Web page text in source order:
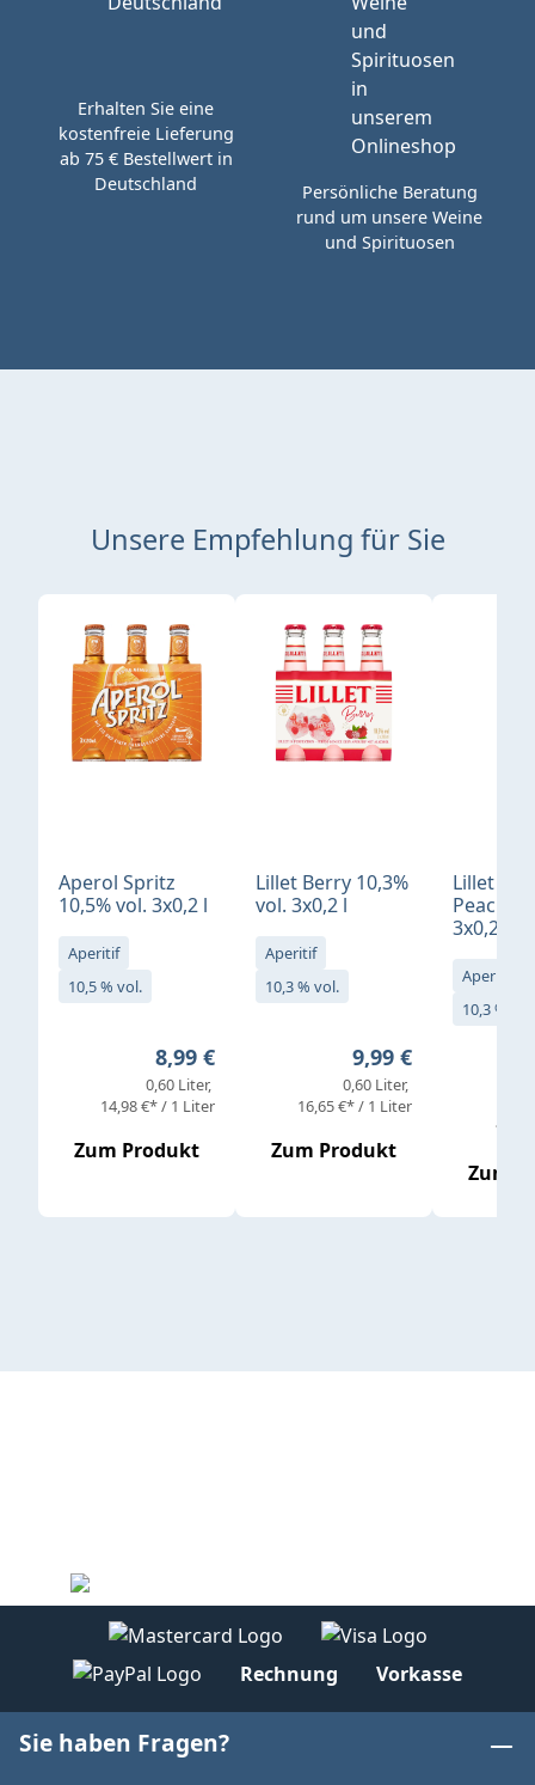
Erhalten Sie eine
kostenfreie Lieferung
ab 75 € Bestellwert in
Deutschland
Persönliche Beratung
rund um unsere Weine
und Spirituosen
Unsere Empfehlung für Sie
Produktgalerie überspringen
Aperol Spritz
10,5% vol. 3x0,2 l
Aperitif
10,5 % vol.
Regulärer Preis:
8,99 €
0,60 Liter
14,98 €* / 1 Liter
Zum Produkt
Lillet Berry 10,3%
vol. 3x0,2 l
Aperitif
10,3 % vol.
Regulärer Preis:
9,99 €
0,60 Liter
16,65 €* / 1 Liter
Zum Produkt
Lillet
Peach
3x0,2 l
Aperitif
10,3 % vol.
Zum
Rechnung Vorkasse
Sie haben Fragen?